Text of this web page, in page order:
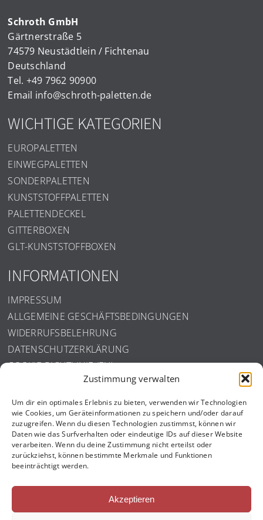
Zustimmung verwalten
Um dir ein optimales Erlebnis zu bieten, verwenden wir Technologien
wie Cookies, um Geräteinformationen zu speichern und/oder darauf
zuzugreifen. Wenn du diesen Technologien zustimmst, können wir
Daten wie das Surfverhalten oder eindeutige IDs auf dieser Website
verarbeiten. Wenn du deine Zustimmung nicht erteilst oder
zurückziehst, können bestimmte Merkmale und Funktionen
beeinträchtigt werden.
Akzeptieren
Schroth GmbH
Gärtnerstraße 5
74579 Neustädtlein / Fichtenau
Deutschland
Tel. +49 7962 90900
Email info@schroth-paletten.de
WICHTIGE KATEGORIEN
EUROPALETTEN
EINWEGPALETTEN
SONDERPALETTEN
KUNSTSTOFFPALETTEN
PALETTENDECKEL
GITTERBOXEN
GLT-KUNSTSTOFFBOXEN
INFORMATIONEN
IMPRESSUM
ALLGEMEINE GESCHÄFTSBEDINGUNGEN
WIDERRUFSBELEHRUNG
DATENSCHUTZERKLÄRUNG
COOKIE-RICHTLINIE (EU)
ISO ZERTIFIZIERUNG